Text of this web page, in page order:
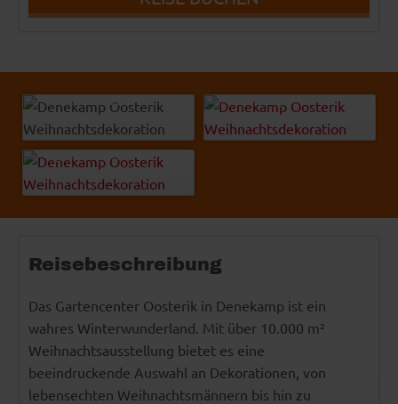
Richard Semík - Fotolia
© Easy-Bus
independent light
© Easy-BUS
Leigh Prather - Fotolia
© Easy-BUS
Reisebeschreibung
Das Gartencenter Oosterik in Denekamp ist ein
wahres Winterwunderland. Mit über 10.000 m²
Weihnachtsausstellung bietet es eine
beeindruckende Auswahl an Dekorationen, von
lebensechten Weihnachtsmännern bis hin zu